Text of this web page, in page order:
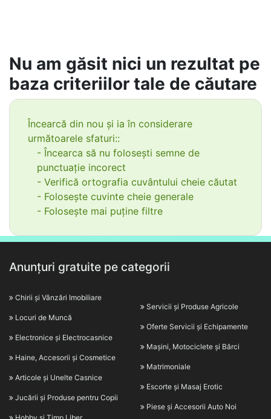
Nu am găsit nici un rezultat pe
baza criteriilor tale de căutare
Încearcă din nou și ia în considerare
următoarele sfaturi::
- Încearca să nu folosești semne de
punctuație incorect
- Verifică ortografia cuvântului cheie căutat
- Folosește cuvinte cheie generale
- Folosește mai puține filtre
Anunțuri gratuite pe categorii
Chirii și Vânzări Imobiliare
Locuri de Muncă
Electronice și Electrocasnice
Haine, Accesorii și Cosmetice
Articole și Unelte Casnice
Jucării și Produse pentru Copii
Servicii și Produse Agricole
Oferte Servicii și Echipamente
Mașini, Motociclete și Bărci
Matrimoniale
Escorte și Masaj Erotic
Piese și Accesorii Auto Noi